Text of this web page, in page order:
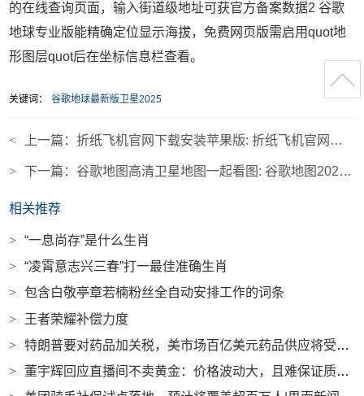
的在线查询页面，输入街道级地址可获官方备案数据2 谷歌
地球专业版能精确定位显示海拔，免费网页版需启用quot地
形图层quot后在坐标信息栏查看。
关键词： 谷歌地球最新版卫星2025
< 上一篇：折纸飞机官网下载安装苹果版: 折纸飞机官网下载安装苹果版手机
> 下一篇：谷歌地图高清卫星地图一起看图: 谷歌地图2021高清卫星地图官网
相关推荐
>
“一息尚存”是什么生肖
>
“凌霄意志兴三春”打一最佳准确生肖
>
包含白敬亭章若楠粉丝全自动安排工作的词条
>
王者荣耀补偿力度
>
特朗普要对药品加关税，美市场百亿美元药品供应将受冲击|界面新闻
>
董宇辉回应直播间不卖黄金：价格波动大，且难保证质量|界面新闻